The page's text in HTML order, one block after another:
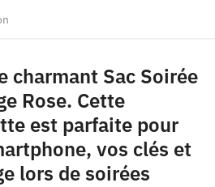
charmant Sac Soirée
Rose. Cette
est parfaite pour
vos clés et
lors de soirées